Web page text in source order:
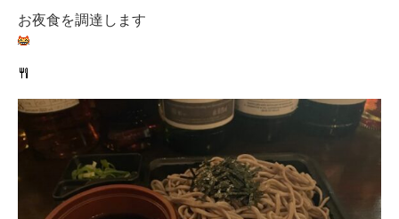
お夜食を調達します